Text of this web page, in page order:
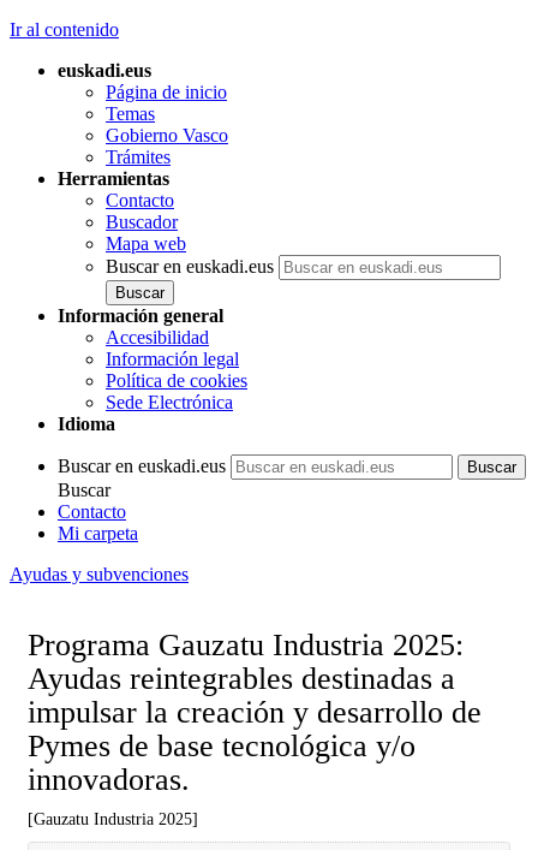
Ir al contenido
euskadi.eus
Página de inicio
Temas
Gobierno Vasco
Trámites
Herramientas
Contacto
Buscador
Mapa web
Buscar en euskadi.eus
Información general
Accesibilidad
Información legal
Política de cookies
Sede Electrónica
Idioma
Buscar en euskadi.eus
Buscar
Contacto
Mi carpeta
Ayudas y subvenciones
Programa Gauzatu Industria 2025:
Ayudas reintegrables destinadas a
impulsar la creación y desarrollo de
Pymes de base tecnológica y/o
innovadoras.
[Gauzatu Industria 2025]